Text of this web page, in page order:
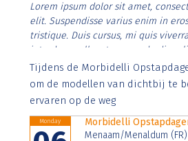
Lorem ipsum dolor sit amet,
elit. Suspendisse varius enim in
tristique. Duis cursus, mi quis
interdum nulla, ut commodo diam
Aenean faucibus nibh et justo
imperdiet. Nunc ut sem vitae risus
Tijdens de Morbidelli
om de modellen van dichtbij te
ervaren op de weg
Monday
Morbidelli
Menaam/Menaldum (FR)